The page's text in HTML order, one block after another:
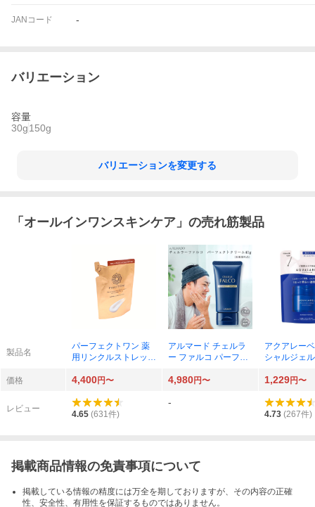
JANコード -
バリエーション
容量
30g150g
バリエーションを変更する
「 オールインワンスキンケア 」の売れ筋製品
製品名
パーフェクトワン 薬
用リンクルストレッチ
0g（医薬部外品）
アルマード チェルラ
ー ファルコ パーフェ
薬部外品）
アクアレー
シャルジェ
（つめかえ
価格 4,400円〜 4,980円〜 1,229円〜
レビュー
4.65 (631 件)
-
4.73 (267件)
掲載商品情報の免責事項について
掲載している情報の精度には万全を期しておりますが、その内容の正確
性、安全性、有用性を保証するものではありません。